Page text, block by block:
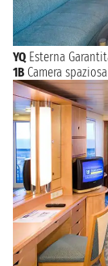
YQ Esterna
1B Camera